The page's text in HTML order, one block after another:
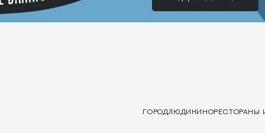
ГОРОДЛЮДИ КИНОРЕСТОРАНЫ